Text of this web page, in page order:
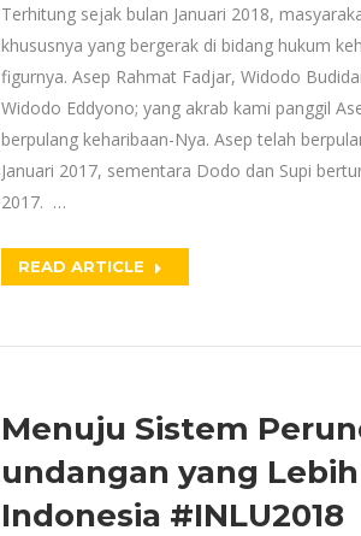
Terhitung sejak bulan Januari 2018,
khususnya yang bergerak di bidang hukum
figurnya. Asep Rahmat Fadjar, Widodo
Widodo Eddyono; yang akrab kami panggil
berpulang keharibaan-Nya. Asep telah
Januari 2017, sementara Dodo dan Supi
2017. …
READ ARTICLE
Menuju Sistem
undangan yang
Indonesia #INLU2018